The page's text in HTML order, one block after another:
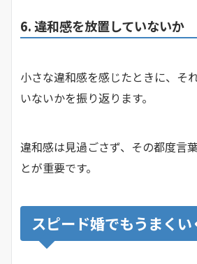
6. 違和感を放置していないか
小さな違和感を感じたときに、そ
いないかを振り返ります。
違和感は見過ごさず、その都度言
とが重要です。
スピード婚でもうまく